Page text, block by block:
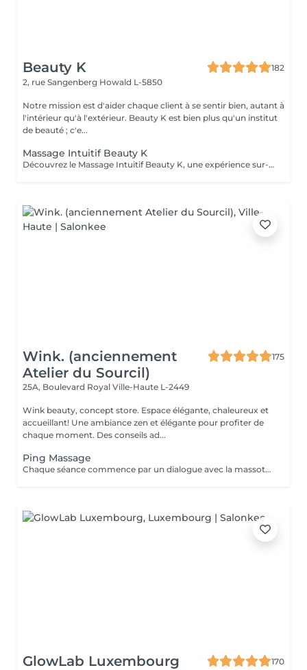
Beauty K
182
2, rue Sangenberg Howald L-5850
Notre mission est d'aider chaque client à se sentir bien, autant à
l'intérieur qu'à l'extérieur. Beauty K est bien plus qu'un institut
de beauté ; c'e...
Massage Intuitif Beauty K
Découvrez le Massage Intuitif Beauty K, une expérience sur-mesure où nos praticiennes se connectent profondément à votre corps pour vous offrir une séance personnalisée et apaisante. Formées à diverses techniques, elles vous guideront dans un voyage sensoriel unique, adapté à vos besoins. Choisissez votre praticienne selon votre intuition, et laissez-vous emporter par ce massage exclusif dans notre espace de sérénité. Dès votre arrivée, vous serez enveloppé dans une ambiance chaleureuse et relaxante, avec lumière tamisée et arômes délicats, parfaits pour la détente totale. Le massage commence par des effleurages doux, préparant le corps à un modelage plus profond, libérant les tensions et stimulant la circulation.
Wink. (anciennement
Atelier du Sourcil)
175
25A, Boulevard Royal Ville-Haute L-2449
Wink beauty, concept store. Espace élégante, chaleureux et
accueillant! Une ambiance zen et élégante pour profiter de
chaque moment. Des conseils ad...
Ping Massage
Chaque séance commence par un dialogue avec la massothérapeute, pour comprendre vos besoins et créer une séance sur-mesure.
GlowLab Luxembourg
170